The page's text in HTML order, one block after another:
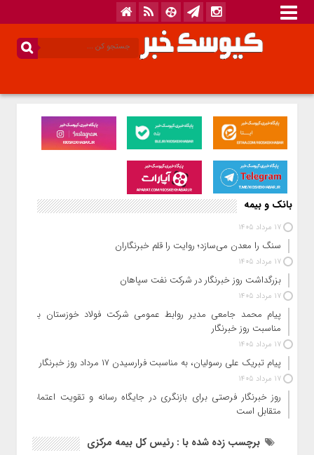
بانک و بیمه
17 مرداد 1405
سنگ را معدن می‌سازد؛ روایت را قلم خبرنگاران
17 مرداد 1405
بزرگداشت روز خبرنگار در شرکت نفت سپاهان
17 مرداد 1405
پیام محمد جامعی مدیر روابط عمومی شرکت فولاد خوزستان به
مناسبت روز خبرنگار
17 مرداد 1405
پیام تبریک علی رسولیان، به مناسبت فرارسیدن ۱۷ مرداد روز خبرنگار
17 مرداد 1405
روز خبرنگار فرصتی برای بازنگری در جایگاه رسانه و تقویت اعتماد
متقابل است
برچسب زده شده با : رئیس کل بیمه مرکزی